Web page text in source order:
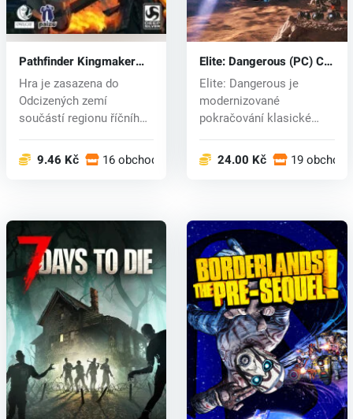
Pathfinder Kingmaker
(PC) CD key
Hra je zasazena do
Odcizených zemí
součástí regionu říčního
9.46 Kč 16 obchodech
Elite: Dangerous (PC) CD
key
Elite: Dangerous je
modernizované
pokračování klasické
24.00 Kč 19